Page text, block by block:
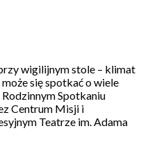
wigilijnym stole – klimat
się spotkać o wiele
Spotkaniu
Centrum Misji i
Teatrze im. Adama